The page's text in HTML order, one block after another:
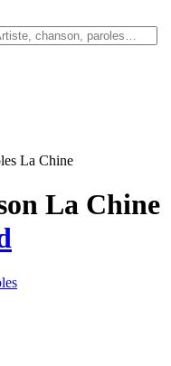
La Chine
La Chine